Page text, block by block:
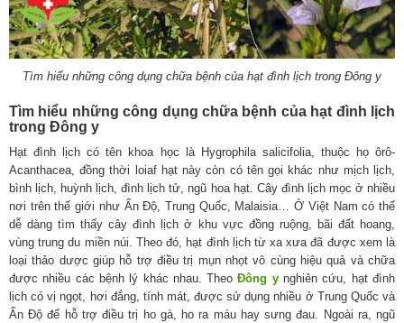
Tìm hiểu những công dụng chữa bệnh của hạt đình lịch trong Đông y
Tìm hiểu những công dụng chữa bệnh của hạt đình lịch
trong Đông y
Hạt đình lịch có tên khoa học là Hygrophila salicifolia, thuộc họ ôrô-
Acanthacea, đồng thời loiaf hạt này còn có tên gọi khác như mịch lịch,
bình lịch, huỳnh lịch, đình lịch tử, ngũ hoa hạt. Cây đình lịch mọc ở nhiều
nơi trên thế giới như Ấn Độ, Trung Quốc, Malaisia… Ở Việt Nam có thể
dễ dàng tìm thấy cây đình lịch ở khu vực đồng ruộng, bãi đất hoang,
vùng trung du miền núi. Theo đó, hạt đình lịch từ xa xưa đã được xem là
loại thảo dược giúp hỗ trợ điều trị mụn nhọt vô cùng hiệu quả và chữa
được nhiều các bệnh lý khác nhau. TheoĐông ynghiên cứu, hạt đình
lịch có vị ngọt, hơi đắng, tính mát, được sử dụng nhiều ở Trung Quốc và
Ấn Độ để hỗ trợ điều trị ho gà, ho ra máu hay sưng đau. Ngoài ra, ngũ